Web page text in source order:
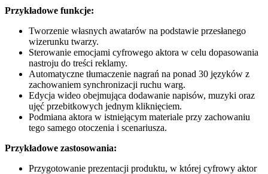
Przykładowe funkcje:
Tworzenie własnych awatarów na podstawie przesłanego
wizerunku twarzy.
Sterowanie emocjami cyfrowego aktora w celu dopasowania
nastroju do treści reklamy.
Automatyczne tłumaczenie nagrań na ponad 30 języków z
zachowaniem synchronizacji ruchu warg.
Edycja wideo obejmująca dodawanie napisów, muzyki oraz
ujęć przebitkowych jednym kliknięciem.
Podmiana aktora w istniejącym materiale przy zachowaniu
tego samego otoczenia i scenariusza.
Przykładowe zastosowania:
Przygotowanie prezentacji produktu, w której cyfrowy aktor